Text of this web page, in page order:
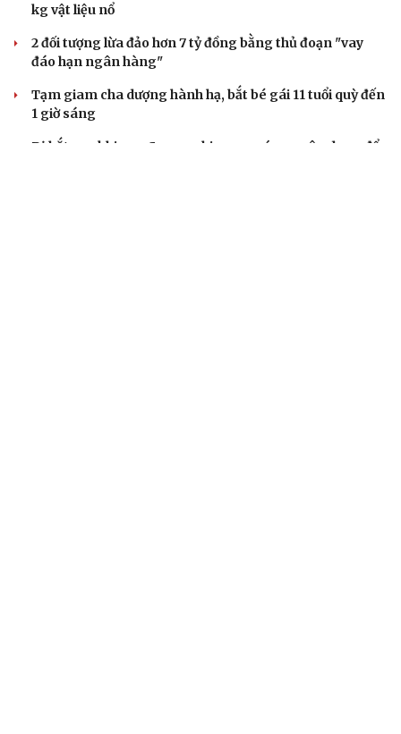
kg vật liệu nổ
2 đối tượng lừa đảo hơn 7 tỷ đồng bằng thủ đoạn "vay
đáo hạn ngân hàng"
Tạm giam cha dượng hành hạ, bắt bé gái 11 tuổi quỳ đến
1 giờ sáng
Bị bắt sau khi qua Campuchia mua súng quân dụng để